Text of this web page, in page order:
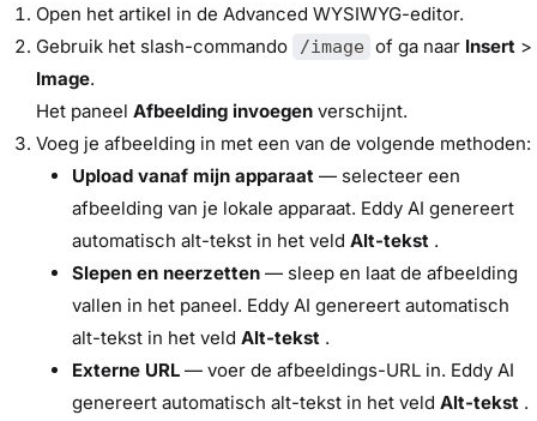
Open het artikel in de Advanced WYSIWYG-editor.
Gebruik het slash-commando
/image of ga naar Insert >
Image.
Het paneel Afbeelding invoegen verschijnt.
Voeg je afbeelding in met een van de volgende methoden:
Upload vanaf mijn apparaat — selecteer een
afbeelding van je lokale apparaat. Eddy AI genereert
automatisch alt-tekst in het veld Alt-tekst .
Slepen en neerzetten — sleep en laat de afbeelding
vallen in het paneel. Eddy AI genereert automatisch
alt-tekst in het veld Alt-tekst .
Externe URL — voer de afbeeldings-URL in. Eddy AI
genereert automatisch alt-tekst in het veld Alt-tekst .